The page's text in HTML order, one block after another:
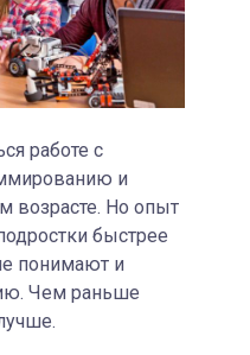
работе с
и
возрасте. Но опыт
быстрее
понимают и
Чем раньше